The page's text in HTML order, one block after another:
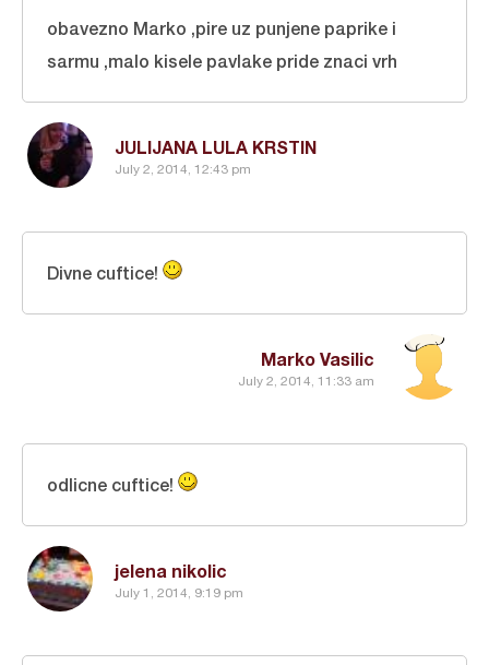
JULIJANA LULA KRSTIN
July 2, 2014, 12:43 pm
obavezno Marko ,pire uz punjene paprike i
sarmu ,malo kisele pavlake pride znaci vrh
Marko Vasilic
July 2, 2014, 11:33 am
Divne cuftice!
jelena nikolic
July 1, 2014, 9:19 pm
odlicne cuftice!